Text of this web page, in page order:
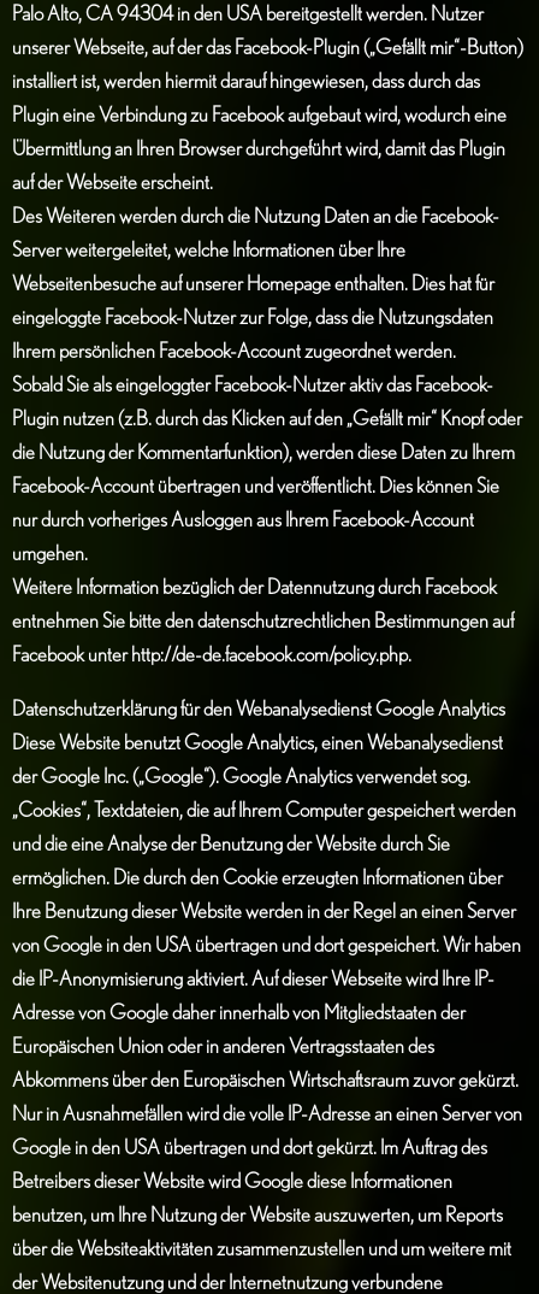
Palo Alto, CA 94304 in den USA bereitgestellt werden. Nutzer
unserer Webseite, auf der das Facebook-Plugin („Gefällt mir“-Button)
installiert ist, werden hiermit darauf hingewiesen, dass durch das
Plugin eine Verbindung zu Facebook aufgebaut wird, wodurch eine
Übermittlung an Ihren Browser durchgeführt wird, damit das Plugin
auf der Webseite erscheint.
Des Weiteren werden durch die Nutzung Daten an die Facebook-
Server weitergeleitet, welche Informationen über Ihre
Webseitenbesuche auf unserer Homepage enthalten. Dies hat für
eingeloggte Facebook-Nutzer zur Folge, dass die Nutzungsdaten
Ihrem persönlichen Facebook-Account zugeordnet werden.
Sobald Sie als eingeloggter Facebook-Nutzer aktiv das Facebook-
Plugin nutzen (z.B. durch das Klicken auf den „Gefällt mir“ Knopf oder
die Nutzung der Kommentarfunktion), werden diese Daten zu Ihrem
Facebook-Account übertragen und veröffentlicht. Dies können Sie
nur durch vorheriges Ausloggen aus Ihrem Facebook-Account
umgehen.
Weitere Information bezüglich der Datennutzung durch Facebook
entnehmen Sie bitte den datenschutzrechtlichen Bestimmungen auf
Facebook unterhttp://de-de.facebook.com/policy.php.
Datenschutzerklärung für den Webanalysedienst Google Analytics
Diese Website benutzt Google Analytics, einen Webanalysedienst
der Google Inc. („Google“). Google Analytics verwendet sog.
„Cookies“, Textdateien, die auf Ihrem Computer gespeichert werden
und die eine Analyse der Benutzung der Website durch Sie
ermöglichen. Die durch den Cookie erzeugten Informationen über
Ihre Benutzung dieser Website werden in der Regel an einen Server
von Google in den USA übertragen und dort gespeichert. Wir haben
die IP-Anonymisierung aktiviert. Auf dieser Webseite wird Ihre IP-
Adresse von Google daher innerhalb von Mitgliedstaaten der
Europäischen Union oder in anderen Vertragsstaaten des
Abkommens über den Europäischen Wirtschaftsraum zuvor gekürzt.
Nur in Ausnahmefällen wird die volle IP-Adresse an einen Server von
Google in den USA übertragen und dort gekürzt. Im Auftrag des
Betreibers dieser Website wird Google diese Informationen
benutzen, um Ihre Nutzung der Website auszuwerten, um Reports
über die Websiteaktivitäten zusammenzustellen und um weitere mit
der Websitenutzung und der Internetnutzung verbundene